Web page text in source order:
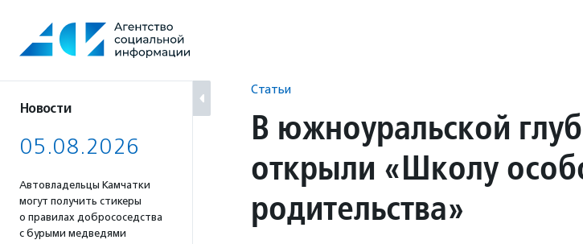
содержанию
Новости
05.08.2026
Автовладельцы Камчатки
могут получить стикеры
о правилах добрососедства
с бурыми медведями
Статьи
В южноуральской
открыли «Школу
родительства»